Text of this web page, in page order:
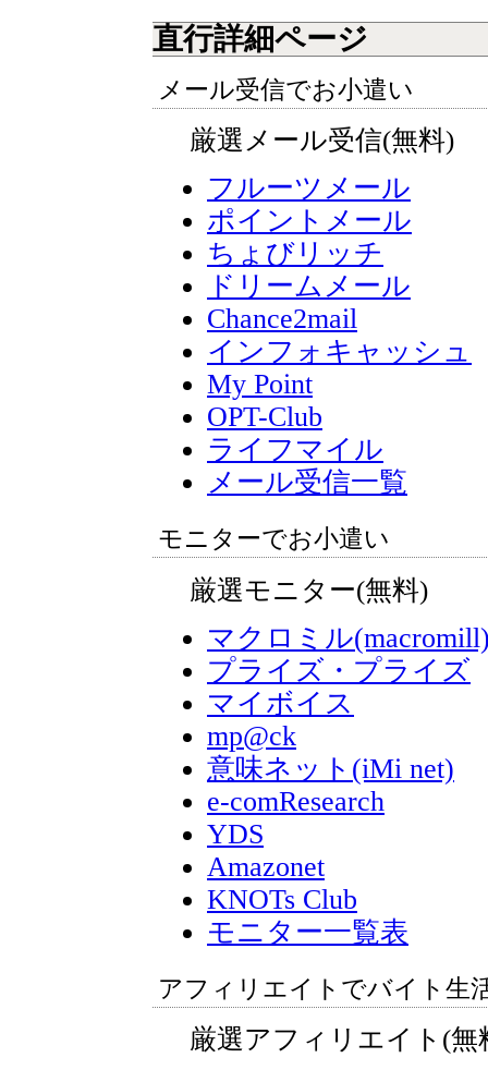
直行詳細ページ
メール受信でお小遣い
厳選メール受信(無料)
フルーツメール
ポイントメール
ちょびリッチ
ドリームメール
Chance2mail
インフォキャッシュ
My Point
OPT-Club
ライフマイル
メール受信一覧
モニターでお小遣い
厳選モニター(無料)
マクロミル
プライズ・プライズ
マイボイス
mp@ck
意味ネット(iMi net)
e-comResearch
YDS
Amazonet
KNOTs Club
モニター一覧表
アフィリエイトでバイト生
厳選アフィリエイト(無